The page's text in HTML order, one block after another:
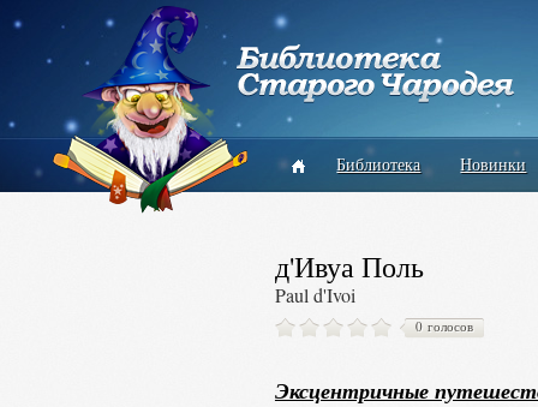
Библиотека Новинки
д'Ивуа Поль
Paul d'Ivoi
0 голосов
Эксцентричные